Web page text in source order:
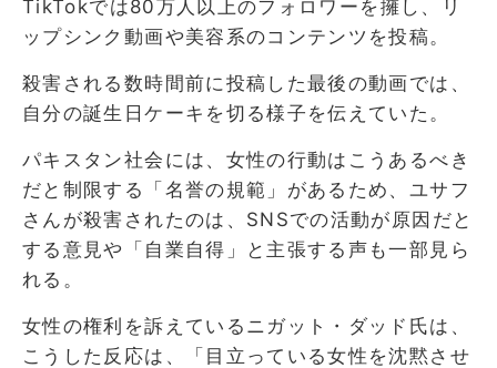
TikTokでは80万人以上のフォロワーを擁し、リ
ップシンク動画や美容系のコンテンツを投稿。
殺害される数時間前に投稿した最後の動画では、
自分の誕生日ケーキを切る様子を伝えていた。
パキスタン社会には、女性の行動はこうあるべき
だと制限する「名誉の規範」があるため、ユサフ
さんが殺害されたのは、SNSでの活動が原因だと
する意見や「自業自得」と主張する声も一部見ら
れる。
女性の権利を訴えているニガット・ダッド氏は、
こうした反応は、「目立っている女性を沈黙させ